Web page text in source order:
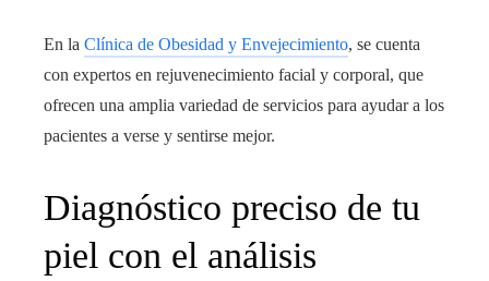
En la Clínica de Obesidad y Envejecimiento, se cuenta
con expertos en rejuvenecimiento facial y corporal, que
ofrecen una amplia variedad de servicios para ayudar a los
pacientes a verse y sentirse mejor.
Diagnóstico preciso de tu
piel con el análisis